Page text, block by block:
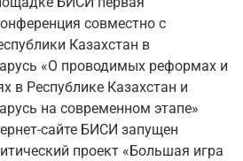
совместно с
Казахстан в
«О проводимых реформах и
в Республике Казахстан и
на современном этапе»
сайте БИСИ запущен
проект «Большая игра